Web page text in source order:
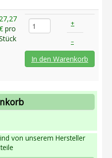
27,27
pro
+
–
In den Warenkorb
von unserem Hersteller